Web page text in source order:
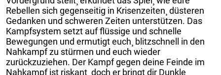
Rebellen sich gegenseitig in Krisenzeiten¸ düsteren
Gedanken und schweren Zeiten unterstützen. Das
Kampfsystem setzt auf flüssige und schnelle
Bewegungen und ermutigt euch¸ blitzschnell in den
Nahkampf zu stürmen und euch wieder
zurückzuziehen. Der Kampf gegen deine Feinde im
Nahkampf ist riskant¸ doch er bringt dir Dunkle